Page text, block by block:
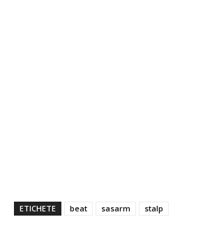
ETICHETE beat sasarm stalp